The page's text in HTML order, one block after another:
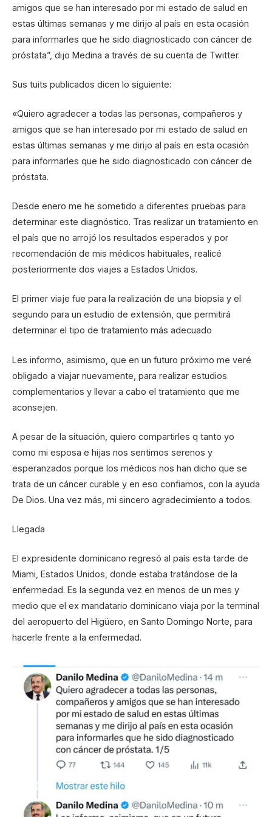
amigos que se han interesado por mi estado de salud en
estas últimas semanas y me dirijo al país en esta ocasión
para informarles que he sido diagnosticado con cáncer de
próstata”, dijo Medina a través de su cuenta de Twitter.
Sus tuits publicados dicen lo siguiente:
«Quiero agradecer a todas las personas, compañeros y
amigos que se han interesado por mi estado de salud en
estas últimas semanas y me dirijo al país en esta ocasión
para informarles que he sido diagnosticado con cáncer de
próstata.
Desde enero me he sometido a diferentes pruebas para
determinar este diagnóstico. Tras realizar un tratamiento en
el país que no arrojó los resultados esperados y por
recomendación de mis médicos habituales, realicé
posteriormente dos viajes a Estados Unidos.
El primer viaje fue para la realización de una biopsia y el
segundo para un estudio de extensión, que permitirá
determinar el tipo de tratamiento más adecuado
Les informo, asimismo, que en un futuro próximo me veré
obligado a viajar nuevamente, para realizar estudios
complementarios y llevar a cabo el tratamiento que me
aconsejen.
A pesar de la situación, quiero compartirles q tanto yo
como mi esposa e hijas nos sentimos serenos y
esperanzados porque los médicos nos han dicho que se
trata de un cáncer curable y en eso confiamos, con la ayuda
De Dios. Una vez más, mi sincero agradecimiento a todos.
Llegada
El expresidente dominicano regresó al país esta tarde de
Miami, Estados Unidos, donde estaba tratándose de la
enfermedad. Es la segunda vez en menos de un mes y
medio que el ex mandatario dominicano viaja por la terminal
del aeropuerto del Higüero, en Santo Domingo Norte, para
hacerle frente a la enfermedad.